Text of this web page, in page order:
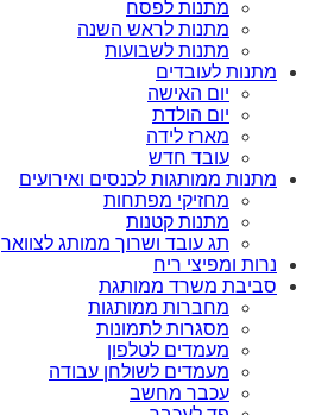
מתנות לפסח
מתנות לראש השנה
מתנות לשבועות
מתנות לעובדים
יום האישה
יום הולדת
מארז לידה
עובד חדש
מתנות ממותגות לכנסים ואירועים
מחזיקי מפתחות
מתנות קטנות
תג עובד ושרוך ממותג לצוואר
נרות ומפיצי ריח
סביבת משרד ממותגת
מחברות ממותגות
מסגרות לתמונות
מעמדים לטלפון
מעמדים לשולחן עבודה
עכבר מחשב